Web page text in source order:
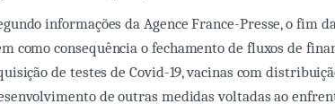
informações da Agence France-Presse, o fim
como consequência o fechamento de fluxos de
de testes de Covid-19, vacinas com
de outras medidas voltadas ao